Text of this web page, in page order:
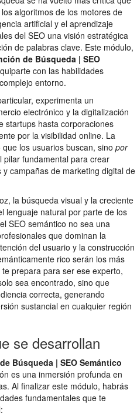
algoritmos de los motores de
artificial y el aprendizaje
del SEO una visión estratégica
de palabras clave. Este módulo,
de Búsqueda | SEO
con las habilidades
entorno.
experimenta un
electrónico y la digitalización
startups hasta corporaciones
por la visibilidad online. La
los usuarios buscan, sino por
pilar fundamental para crear
campañas de marketing digital de
la búsqueda visual y la creciente
lenguaje natural por parte de los
SEO semántico no sea una
que dominan la
del usuario y la construcción
rico serán los más
prepara para ser ese experto,
sea encontrado, sino que
correcta, generando
sustancial en cualquier región
se desarrollan
Búsqueda | SEO Semántico
es una inmersión profunda en
Al finalizar este módulo, habrás
fundamentales que te